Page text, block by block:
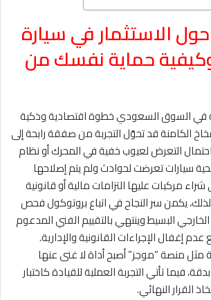
الاستثمار في سيارة
حماية نفسك من
في السوق السعودي خطوة اقتصادية وذكية
الكامنة قد تحوّل التجربة من صفقة رابحة إلى
التعرض لعيوب خفية في المحرك أو نظام
سيارات تعرضت لحوادث ولم يتم إصلاحها
مركبات عليها التزامات مالية أو قانونية
يكمن سر النجاح في اتباع بروتوكول فحص
البسيط وينتهي بالتقييم الفني المدعوم
عدم إغفال الإجراءات القانونية والإدارية.
مثل منصة “موجز” أصبح أداة لا غنى عنها
فيما تأتي التجربة العملية للقيادة كاختبار
القرار النهائي.